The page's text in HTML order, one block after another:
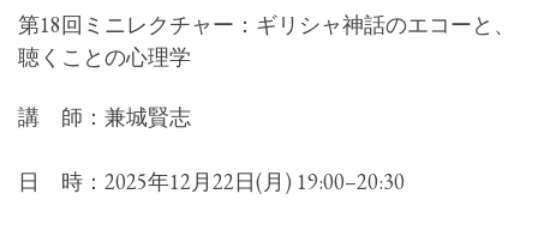
第18回ミニレクチャー：ギリシャ神話のエコーと、
聴くことの心理学
講 師：兼城賢志
日 時：2025年12月22日(月) 19:00–20:30